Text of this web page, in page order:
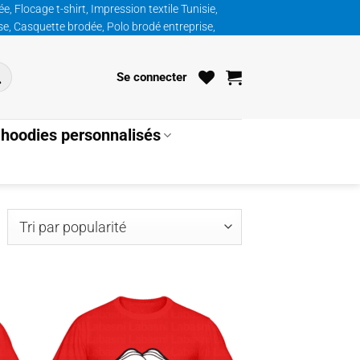
Flocage t-shirt, Impression textile Tunisie,
Casquette brodée, Polo brodé entreprise,
Se connecter
personnalisés
Ajouter
wishlist